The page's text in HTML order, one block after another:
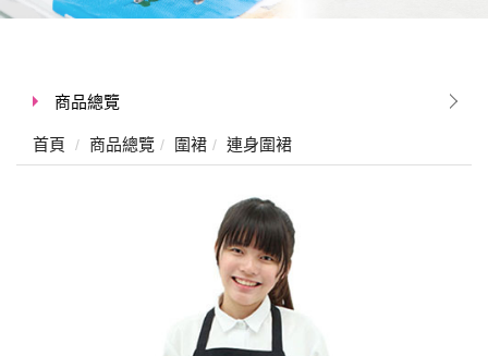
商品總覽
首頁 商品總覽 圍裙 連身圍裙